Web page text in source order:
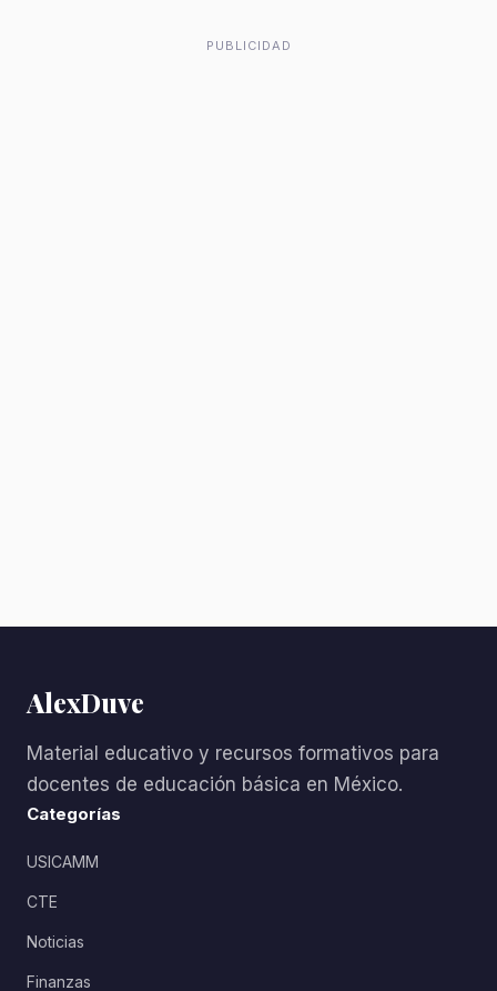
PUBLICIDAD
AlexDuve
Material educativo y recursos formativos para
docentes de educación básica en México.
Categorías
USICAMM
CTE
Noticias
Finanzas